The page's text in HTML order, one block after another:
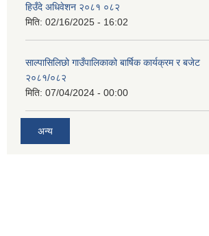
हिउँदे अधिवेशन २०८१ ०८२
मिति: 02/16/2025 - 16:02
साल्पासिलिछो गाउँपालिकाको बार्षिक कार्यक्रम र बजेट
२०८१/०८२
मिति: 07/04/2024 - 00:00
अन्य